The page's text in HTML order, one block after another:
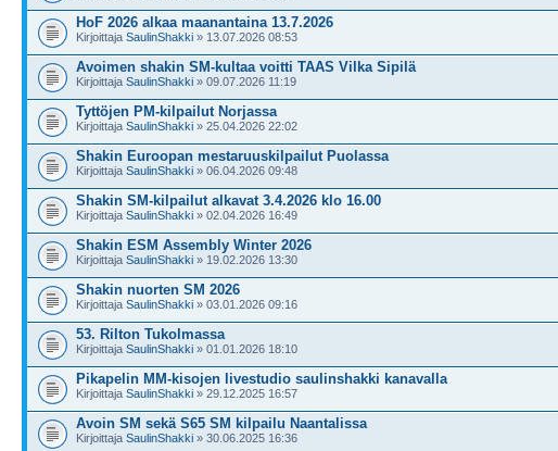
HoF 2026 alkaa maanantaina 13.7.2026
Kirjoittaja SaulinShakki » 13.07.2026 08:53
Avoimen shakin SM-kultaa voitti TAAS Vilka Sipilä
Kirjoittaja SaulinShakki » 09.07.2026 11:19
Tyttöjen PM-kilpailut Norjassa
Kirjoittaja SaulinShakki » 25.04.2026 22:02
Shakin Euroopan mestaruuskilpailut Puolassa
Kirjoittaja SaulinShakki » 06.04.2026 09:48
Shakin SM-kilpailut alkavat 3.4.2026 klo 16.00
Kirjoittaja SaulinShakki » 02.04.2026 16:49
Shakin ESM Assembly Winter 2026
Kirjoittaja SaulinShakki » 19.02.2026 13:30
Shakin nuorten SM 2026
Kirjoittaja SaulinShakki » 03.01.2026 09:16
53. Rilton Tukolmassa
Kirjoittaja SaulinShakki » 01.01.2026 18:10
Pikapelin MM-kisojen livestudio saulinshakki kanavalla
Kirjoittaja SaulinShakki » 29.12.2025 16:57
Avoin SM sekä S65 SM kilpailu Naantalissa
Kirjoittaja SaulinShakki » 30.06.2025 16:36